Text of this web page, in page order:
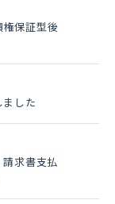
権保証型後
ました
求書支払